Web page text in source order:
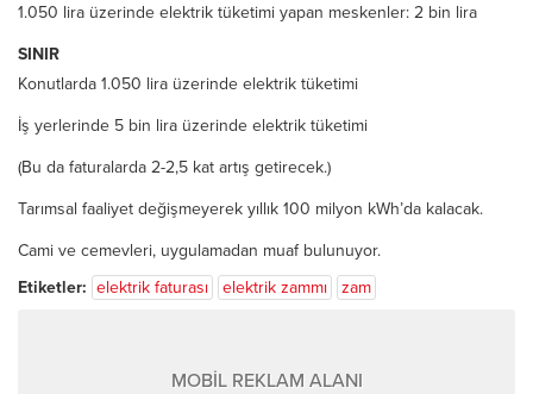
1.050 lira üzerinde elektrik tüketimi yapan meskenler: 2 bin lira
SINIR
Konutlarda 1.050 lira üzerinde elektrik tüketimi
İş yerlerinde 5 bin lira üzerinde elektrik tüketimi
(Bu da faturalarda 2-2,5 kat artış getirecek.)
Tarımsal faaliyet değişme­yerek yıllık 100 milyon kWh’da kalacak.
Cami ve cemevleri, uygulamadan muaf bulunuyor.
Etiketler: elektrik faturası elektrik zammı zam
MOBİL REKLAM ALANI